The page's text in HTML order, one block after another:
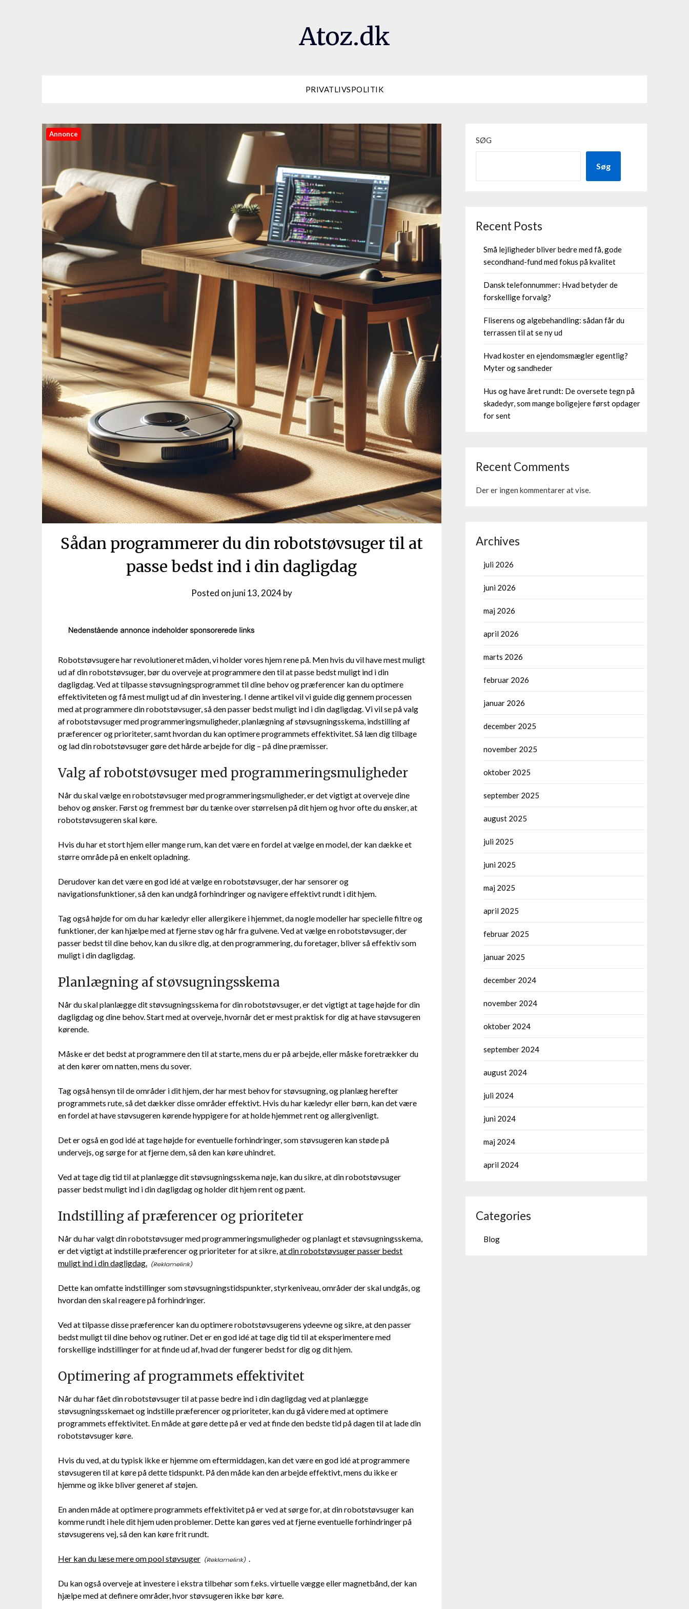
Atoz.dk
PRIVATLIVSPOLITIK
Annonce
Sådan programmerer du din robotstøvsuger til at
passe bedst ind i din dagligdag
Posted on juni 13, 2024by
Robotstøvsugere har revolutioneret måden, vi holder vores hjem rene på. Men hvis du vil have mest muligt
ud af din robotstøvsuger, bør du overveje at programmere den til at passe bedst muligt ind i din
dagligdag. Ved at tilpasse støvsugningsprogrammet til dine behov og præferencer kan du optimere
effektiviteten og få mest muligt ud af din investering. I denne artikel vil vi guide dig gennem processen
med at programmere din robotstøvsuger, så den passer bedst muligt ind i din dagligdag. Vi vil se på valg
af robotstøvsuger med programmeringsmuligheder, planlægning af støvsugningsskema, indstilling af
præferencer og prioriteter, samt hvordan du kan optimere programmets effektivitet. Så læn dig tilbage
og lad din robotstøvsuger gøre det hårde arbejde for dig – på dine præmisser.
Valg af robotstøvsuger med programmeringsmuligheder
Når du skal vælge en robotstøvsuger med programmeringsmuligheder, er det vigtigt at overveje dine
behov og ønsker. Først og fremmest bør du tænke over størrelsen på dit hjem og hvor ofte du ønsker, at
robotstøvsugeren skal køre.
Hvis du har et stort hjem eller mange rum, kan det være en fordel at vælge en model, der kan dække et
større område på en enkelt opladning.
Derudover kan det være en god idé at vælge en robotstøvsuger, der har sensorer og
navigationsfunktioner, så den kan undgå forhindringer og navigere effektivt rundt i dit hjem.
Tag også højde for om du har kæledyr eller allergikere i hjemmet, da nogle modeller har specielle filtre og
funktioner, der kan hjælpe med at fjerne støv og hår fra gulvene. Ved at vælge en robotstøvsuger, der
passer bedst til dine behov, kan du sikre dig, at den programmering, du foretager, bliver så effektiv som
muligt i din dagligdag.
Planlægning af støvsugningsskema
Når du skal planlægge dit støvsugningsskema for din robotstøvsuger, er det vigtigt at tage højde for din
dagligdag og dine behov. Start med at overveje, hvornår det er mest praktisk for dig at have støvsugeren
kørende.
Måske er det bedst at programmere den til at starte, mens du er på arbejde, eller måske foretrækker du
at den kører om natten, mens du sover.
Tag også hensyn til de områder i dit hjem, der har mest behov for støvsugning, og planlæg herefter
programmets rute, så det dækker disse områder effektivt. Hvis du har kæledyr eller børn, kan det være
en fordel at have støvsugeren kørende hyppigere for at holde hjemmet rent og allergivenligt.
Det er også en god idé at tage højde for eventuelle forhindringer, som støvsugeren kan støde på
undervejs, og sørge for at fjerne dem, så den kan køre uhindret.
Ved at tage dig tid til at planlægge dit støvsugningsskema nøje, kan du sikre, at din robotstøvsuger
passer bedst muligt ind i din dagligdag og holder dit hjem rent og pænt.
Indstilling af præferencer og prioriteter
Når du har valgt din robotstøvsuger med programmeringsmuligheder og planlagt et støvsugningsskema,
er det vigtigt at indstille præferencer og prioriteter for at sikre,at din robotstøvsuger passer bedst
muligt ind i din dagligdag.
Dette kan omfatte indstillinger som støvsugningstidspunkter, styrkeniveau, områder der skal undgås, og
hvordan den skal reagere på forhindringer.
Ved at tilpasse disse præferencer kan du optimere robotstøvsugerens ydeevne og sikre, at den passer
bedst muligt til dine behov og rutiner. Det er en god idé at tage dig tid til at eksperimentere med
forskellige indstillinger for at finde ud af, hvad der fungerer bedst for dig og dit hjem.
Optimering af programmets effektivitet
Når du har fået din robotstøvsuger til at passe bedre ind i din dagligdag ved at planlægge
støvsugningsskemaet og indstille præferencer og prioriteter, kan du gå videre med at optimere
programmets effektivitet. En måde at gøre dette på er ved at finde den bedste tid på dagen til at lade din
robotstøvsuger køre.
Hvis du ved, at du typisk ikke er hjemme om eftermiddagen, kan det være en god idé at programmere
støvsugeren til at køre på dette tidspunkt. På den måde kan den arbejde effektivt, mens du ikke er
hjemme og ikke bliver generet af støjen.
En anden måde at optimere programmets effektivitet på er ved at sørge for, at din robotstøvsuger kan
komme rundt i hele dit hjem uden problemer. Dette kan gøres ved at fjerne eventuelle forhindringer på
støvsugerens vej, så den kan køre frit rundt.
Her kan du læse mere om pool støvsuger
Du kan også overveje at investere i ekstra tilbehør som f.eks. virtuelle vægge eller magnetbånd, der kan
hjælpe med at definere områder, hvor støvsugeren ikke bør køre.
SØG
Søg
Recent Posts
Små lejligheder bliver bedre med få, gode
secondhand-fund med fokus på kvalitet
Dansk telefonnummer: Hvad betyder de
forskellige forvalg?
Fliserens og algebehandling: sådan får du
terrassen til at se ny ud
Hvad koster en ejendomsmægler egentlig?
Myter og sandheder
Hus og have året rundt: De oversete tegn på
skadedyr, som mange boligejere først opdager
for sent
Recent Comments
Der er ingen kommentarer at vise.
Archives
juli 2026
juni 2026
maj 2026
april 2026
marts 2026
februar 2026
januar 2026
december 2025
november 2025
oktober 2025
september 2025
august 2025
juli 2025
juni 2025
maj 2025
april 2025
februar 2025
januar 2025
december 2024
november 2024
oktober 2024
september 2024
august 2024
juli 2024
juni 2024
maj 2024
april 2024
Categories
Blog